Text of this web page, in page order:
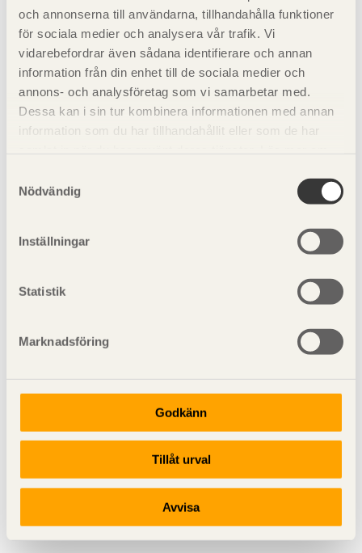
och annonserna till användarna, tillhandahålla funktioner
för sociala medier och analysera vår trafik. Vi
vidarebefordrar även sådana identifierare och annan
information från din enhet till de sociala medier och
annons- och analysföretag som vi samarbetar med.
Dessa kan i sin tur kombinera informationen med annan
information som du har tillhandahållit eller som de har
Nödvändig
Inställningar
Statistik
Marknadsföring
Godkänn
Tillåt urval
Avvisa
Alla bräder är ospruckna och fria från smuts.
Alla bräder är fria från kvisturslag och kådlåpor.
Förslag till kontrollpunkter
Att fuktkvoten i bräderna är anpassad till rumsklimatet
Att alla bräder är ospruckna och fria från smuts.
AMA Hus med Råd och anvisningar och